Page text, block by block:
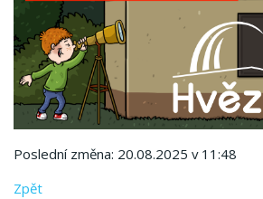
Poslední změna: 20.08.2025 v 11:48
Zpět